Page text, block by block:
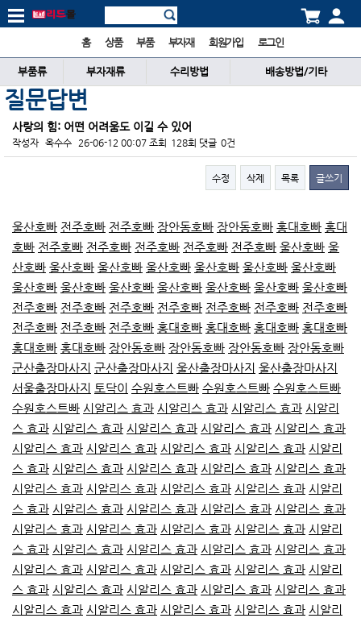
홈 상품 부품 부자재 회원가입 로그인
부품류 부자재류 수리방법 배송방법/기타
질문답변
사랑의 힘: 어떤 어려움도 이길 수 있어
작성자 옥수수 26-06-12 00:07 조회 128회 댓글 0건
수정 삭제 목록 글쓰기
울산호빠 전주호빠 전주호빠 장안동호빠 장안동호빠 홍대호빠 홍대
호빠 전주호빠 전주호빠 전주호빠 전주호빠 전주호빠 울산호빠 울
산호빠 울산호빠 울산호빠 울산호빠 울산호빠 울산호빠 울산호빠
울산호빠 울산호빠 울산호빠 울산호빠 울산호빠 울산호빠 울산호빠
전주호빠 전주호빠 전주호빠 전주호빠 전주호빠 전주호빠 전주호빠
전주호빠 전주호빠 전주호빠 홍대호빠 홍대호빠 홍대호빠 홍대호빠
홍대호빠 홍대호빠 장안동호빠 장안동호빠 장안동호빠 장안동호빠
군산출장마사지 군산출장마사지 울산출장마사지 울산출장마사지
서울출장마사지 토닥이 수원호스트빠 수원호스트빠 수원호스트빠
수원호스트빠 시알리스 효과 시알리스 효과 시알리스 효과 시알리
스 효과 시알리스 효과 시알리스 효과 시알리스 효과 시알리스 효과
시알리스 효과 시알리스 효과 시알리스 효과 시알리스 효과 시알리
스 효과 시알리스 효과 시알리스 효과 시알리스 효과 시알리스 효과
시알리스 효과 시알리스 효과 시알리스 효과 시알리스 효과 시알리
스 효과 시알리스 효과 시알리스 효과 시알리스 효과 시알리스 효과
시알리스 효과 시알리스 효과 시알리스 효과 시알리스 효과 시알리
스 효과 시알리스 효과 시알리스 효과 시알리스 효과 시알리스 효과
시알리스 효과 시알리스 효과 시알리스 효과 시알리스 효과 시알리
스 효과 시알리스 효과 시알리스 효과 시알리스 효과 시알리스 효과
시알리스 효과 시알리스 효과 시알리스 효과 시알리스 효과 시알리